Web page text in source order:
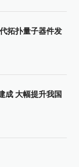
拓扑量子器件发
成 大幅提升我国